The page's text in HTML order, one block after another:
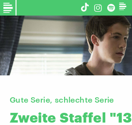
Gute Serie, schlechte Serie
Zweite Staffel "13